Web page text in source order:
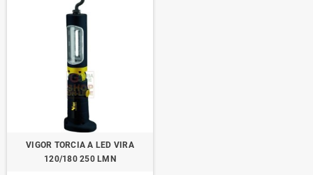
VIGOR TORCIA A LED VIRA
120/180 250 LMN